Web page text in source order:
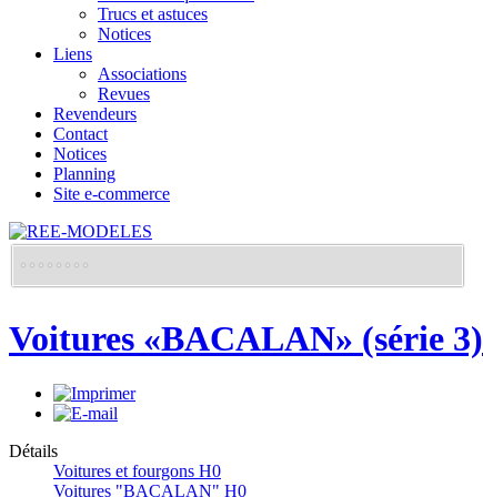
Trucs et astuces
Notices
Liens
Associations
Revues
Revendeurs
Contact
Notices
Planning
Site e-commerce
Voitures «BACALAN» (série 3)
Détails
Voitures et fourgons H0
Voitures "BACALAN" H0